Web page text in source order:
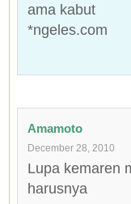
ama kabut
*ngeles.com
Amamoto
December 28, 2010
Lupa kemaren
harusnya